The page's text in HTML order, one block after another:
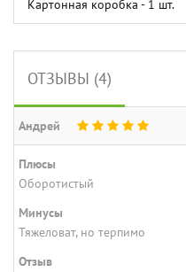
Картонная коробка - 1 шт.
ОТЗЫВЫ (4)
Андрей
Плюсы
Оборотистый
Минусы
Тяжеловат, но терпимо
Отзыв